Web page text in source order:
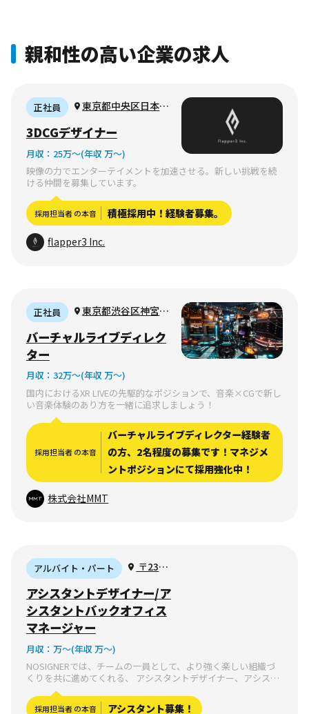
親和性の高い企業の求人
正社員
東京都中央区日本橋
談）
3DCGデザイナー
月収： 25万〜(年収 万〜)
映像の力でエンターテイメントを加速させる。新しい挑戦を続
ける仲間を募集しています。
採用担当者 の本音 積極採用中！経験者募集。
flapper3 Inc.
正社員
東京都渋谷区神宮前
ート勤務可）
バーチャルライブディレク
ター
月収： 32万〜(年収 万〜)
国内におけるXR LIVEの先駆的なポジションで、音楽×CGで新し
い音楽体験のあり方を一緒に追求しましょう！
採用担当者 の本音
バーチャルライブディレクター経験者
の方、2名程度の募集です！マネジメ
ントポジションにて採用強化中！
株式会社MMT
アルバイト・パート
〒231-
川県横浜
市中区山
ト・ゲー
階
アシスタントデザイナー/ア
シスタントバックオフィス
マネージャー
月収： 万〜(年収 万〜)
NOSIGNERでは、チームの一員として、より強く楽しい組織づ
くりを共に進めてくれる、 アシスタントデザイナー、アシスタ
ントマネージャーを募集しています。
採用担当者 の本音 アシスタント募集！